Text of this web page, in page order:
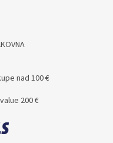
nad 100 €
200 €